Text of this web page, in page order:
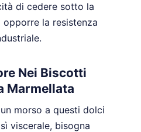
di cedere sotto la
la resistenza
Nei Biscotti
Marmellata
morso a questi dolci
viscerale, bisogna